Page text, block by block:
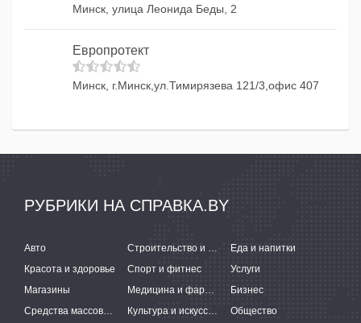
Минск, улица Леонида Беды, 2
Европротект
Минск, г.Минск,ул.Тимирязева 121/3,офис 407
РУБРИКИ НА СПРАВКА.BY
Авто Строительство и ремонт
Еда и напитки
Красота и здоровье
Спорт и фитнес
Услуги
Магазины
Медицина и фармацевтика
Бизнес
Средства массовой информации
Культура и искусство Общество